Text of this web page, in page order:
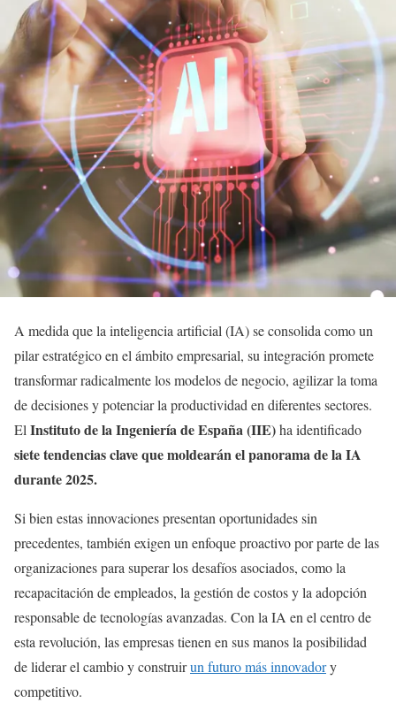
A medida que la inteligencia artificial (IA) se consolida como un
pilar estratégico en el ámbito empresarial, su integración promete
transformar radicalmente los modelos de negocio, agilizar la toma
de decisiones y potenciar la productividad en diferentes sectores.
El Instituto de la Ingeniería de España (IIE)ha identificado
siete tendencias clave que moldearán el panorama de la IA
durante 2025.
Si bien estas innovaciones presentan oportunidades sin
precedentes, también exigen un enfoque proactivo por parte de las
organizaciones para superar los desafíos asociados, como la
recapacitación de empleados, la gestión de costos y la adopción
responsable de tecnologías avanzadas. Con la IA en el centro de
esta revolución, las empresas tienen en sus manos la posibilidad
de liderar el cambio y construirun futuro más innovadory
competitivo.